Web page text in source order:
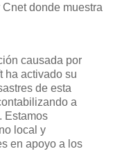
donde muestra
causada por
ha activado su
de esta
a
Estamos
local y
en apoyo a los